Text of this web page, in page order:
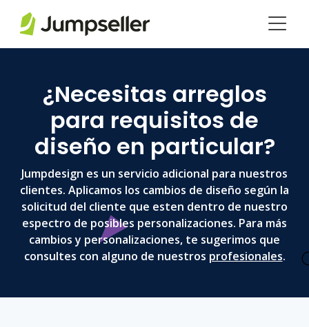
¿Necesitas arreglos
para requisitos de
diseño en particular?
Jumpdesign es un servicio adicional para nuestros
clientes. Aplicamos los cambios de diseño según la
solicitud del cliente que esten dentro de nuestro
espectro de posibles personalizaciones. Para más
cambios y personalizaciones, te sugerimos que
consultes con alguno de nuestros profesionales.